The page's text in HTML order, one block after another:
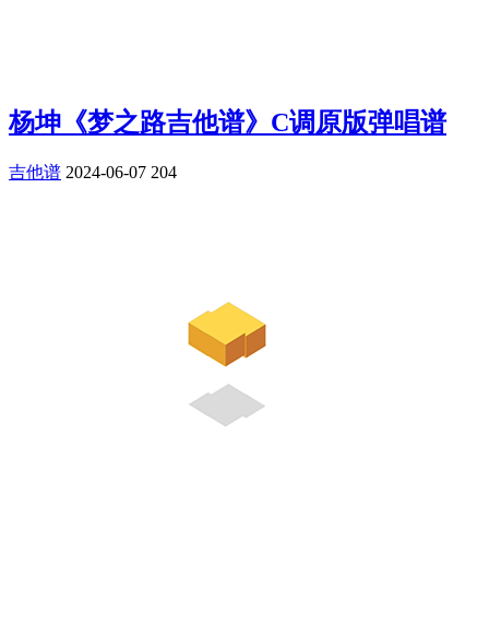
杨坤《梦之路吉他谱》C调原版弹唱谱
吉他谱 2024-06-07 204